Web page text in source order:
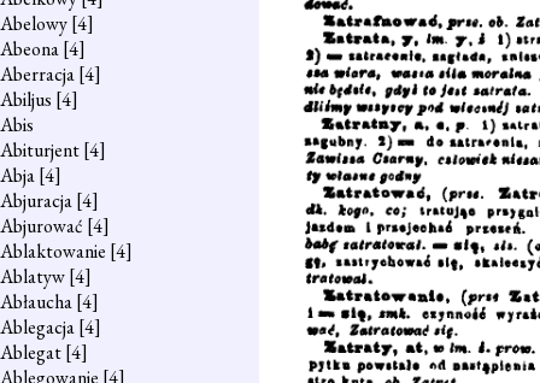
Abelowy[4]
Abeona[4]
Aberracja[4]
Abiljus [4]
Abis
Abiturjent[4]
Abja[4]
Abjuracja[4]
Abjurować [4]
Ablaktowanie [4]
Ablatyw[4]
Abłaucha[4]
Ablegacja[4]
Ablegat[4]
Ablegowanie [4]